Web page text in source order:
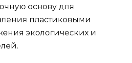
основу для
пластиковыми
экологических и